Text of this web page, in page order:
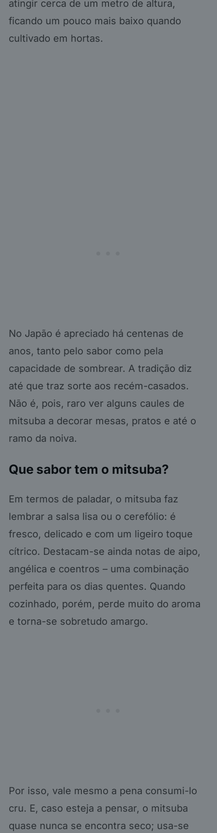
atingir cerca de um metro de altura,
ficando um pouco mais baixo quando
cultivado em hortas.
No Japão é apreciado há centenas de
anos, tanto pelo sabor como pela
capacidade de sombrear. A tradição diz
até que traz sorte aos recém-casados.
Não é, pois, raro ver alguns caules de
mitsuba a decorar mesas, pratos e até o
ramo da noiva.
Que sabor tem o mitsuba?
Em termos de paladar, o mitsuba faz
lembrar a salsa lisa ou o cerefólio: é
fresco, delicado e com um ligeiro toque
cítrico. Destacam-se ainda notas de aipo,
angélica e coentros – uma combinação
perfeita para os dias quentes. Quando
cozinhado, porém, perde muito do aroma
e torna-se sobretudo amargo.
Por isso, vale mesmo a pena consumi-lo
cru. E, caso esteja a pensar, o mitsuba
quase nunca se encontra seco; usa-se